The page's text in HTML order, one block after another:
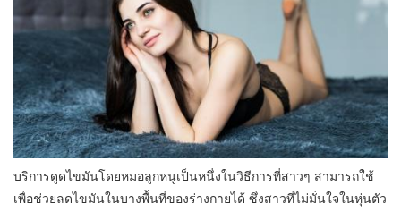
บริการดูดไขมันโดยหมอลูกหนูเป็นหนึ่งในวิธีการที่สาวๆ สามารถใช้
เพื่อช่วยลดไขมันในบางพื้นที่ของร่างกายได้ ซึ่งสาวที่ไม่มั่นใจในหุ่นตัว